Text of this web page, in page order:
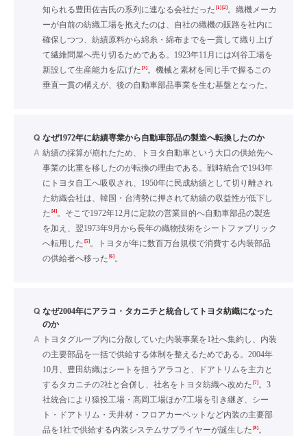
知られる豊田佐吉氏の系列に連なる会社だった [1][2]。織機メーカ
ーが自前の紡織工場を抱えたのは、自社の織機の販路を社内に
確保しつつ、紡績原料から綿糸・綿布までを一貫して織り上げ
て繊維問屋へ売り切るためである。1923年11月には刈谷工場を
新設して生産能力を広げた [3]。機械と素材を同じ手で握るこの
垂直一貫の構えが、後の自動車部品事業を生む基盤となった。
Q なぜ1972年に紡績専業から自動車部品の製造へ転換したのか
A 紡績の採算が崩れたため、トヨタ自動車という大口の供給先へ
事業の比重を移したのが転換の理由である。戦時統合で1943年
にトヨタ自工へ吸収され、1950年に民成紡績として切り離され
た紡織会社は、韓国・台湾勢に押されて紡績の収益性が低下し
た [4]。そこで1972年12月に定款の営業目的へ自動車部品の製造
を加え、翌1973年9月から長年の織物技術をシートファブリック
へ転用した [5]。トヨタが年に数百万台規模で消費する内装部品
の供給者へ移った [6]。
Q なぜ2004年にアラコ・タカニチと統合してトヨタ紡織になった
のか
A
トヨタグループ内に分散していた内装事業を1社へ集約し、内装
の主要部品を一括で供給する体制を整えるためである。2004年
10月、豊田紡織はシートを担うアラコと、ドアトリムを主力と
するタカニチの2社と合併し、社名をトヨタ紡織へ改めた [7]。3
社統合により猿投工場・高岡工場ほか7工場を引き継ぎ、シー
ト・ドアトリム・天井材・フロアカーペットなど内装の主要部
品を1社で供給する内装システムサプライヤーが誕生した [8]。